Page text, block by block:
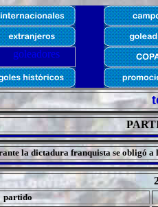
la dictadura franquista se obligó a
partido